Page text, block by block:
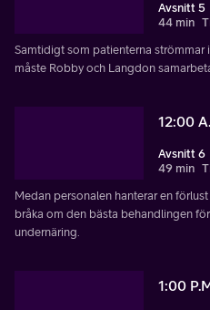
Avsnitt 5
44 min
Samtidigt som patienterna
måste Robby och Langdon
12:00
Avsnitt 6
49 min
Medan personalen hanterar en
bråka om den bästa behandlingen
undernäring.
1:00